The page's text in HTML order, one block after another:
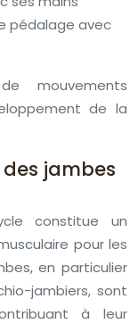
pédalage avec
mouvements
de la
jambes
constitue un
pour les
en particulier
jambiers, sont
à leur